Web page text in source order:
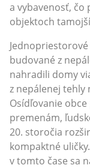
a vybavenosť,
objektoch
budované z
nahradili domy
z nepálenej tehly
Osídľovanie
premenám,
20. storočia
kompaktné
v tomto čase sa